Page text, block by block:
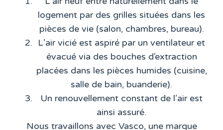
logement par des grilles situées dans les
pièces de vie (salon, chambres, bureau).
L’air vicié est aspiré par un ventilateur et
évacué via des bouches d’extraction
placées dans les pièces humides (cuisine,
salle de bain, buanderie).
Un renouvellement constant de l’air est
ainsi assuré.
Nous travaillons avec Vasco, une marque